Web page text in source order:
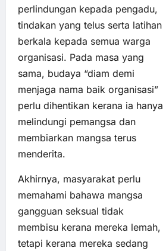
perlindungan kepada pengadu,
tindakan yang telus serta latihan
berkala kepada semua warga
organisasi. Pada masa yang
sama, budaya “diam demi
menjaga nama baik organisasi”
perlu dihentikan kerana ia hanya
melindungi pemangsa dan
membiarkan mangsa terus
menderita.
Akhirnya, masyarakat perlu
memahami bahawa mangsa
gangguan seksual tidak
membisu kerana mereka lemah,
tetapi kerana mereka sedang